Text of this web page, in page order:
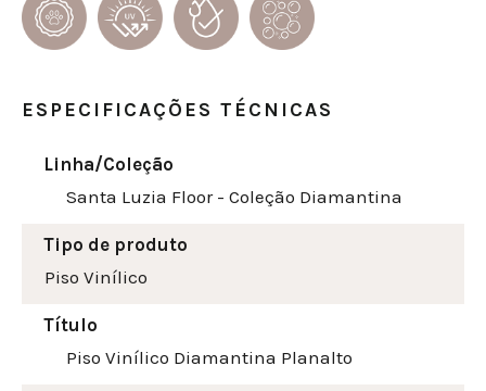
ESPECIFICAÇÕES TÉCNICAS
Linha/Coleção
Santa Luzia Floor - Coleção Diamantina
Tipo de produto
Piso Vinílico
Título
Piso Vinílico Diamantina Planalto